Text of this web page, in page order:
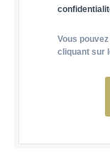
Vous
cliquant sur